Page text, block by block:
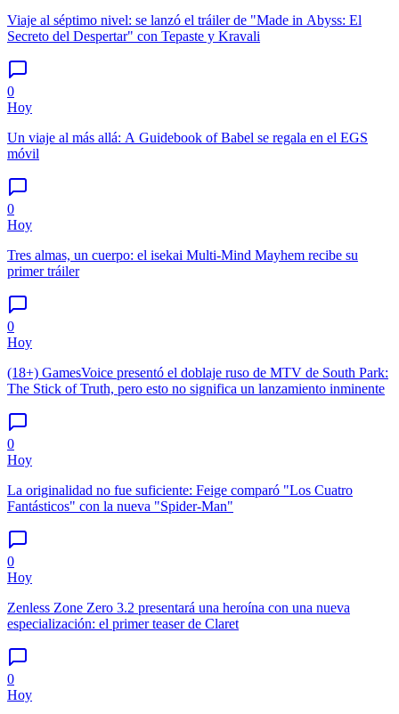
Viaje al séptimo nivel: se lanzó el tráiler de "Made in Abyss: El
Secreto del Despertar" con Tepaste y Kravali
0
Hoy
Un viaje al más allá: A Guidebook of Babel se regala en el EGS
móvil
0
Hoy
Tres almas, un cuerpo: el isekai Multi-Mind Mayhem recibe su
primer tráiler
0
Hoy
(18+) GamesVoice presentó el doblaje ruso de MTV de South Park:
The Stick of Truth, pero esto no significa un lanzamiento inminente
0
Hoy
La originalidad no fue suficiente: Feige comparó "Los Cuatro
Fantásticos" con la nueva "Spider-Man"
0
Hoy
Zenless Zone Zero 3.2 presentará una heroína con una nueva
especialización: el primer teaser de Claret
0
Hoy